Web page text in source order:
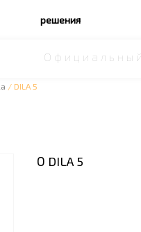
решения
/ DILA 5
О DILA 5